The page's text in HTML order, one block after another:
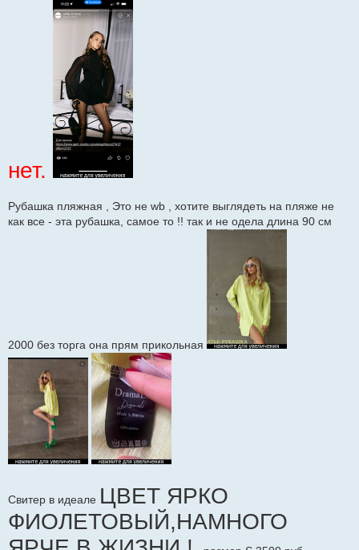
нет.
Рубашка пляжная , Это не wb , хотите выглядеть на пляже не
как все - эта рубашка, самое то !! так и не одела длина 90 см
2000 без торга она прям прикольная
Свитер в идеале ЦВЕТ ЯРКО
ФИОЛЕТОВЫЙ,НАМНОГО